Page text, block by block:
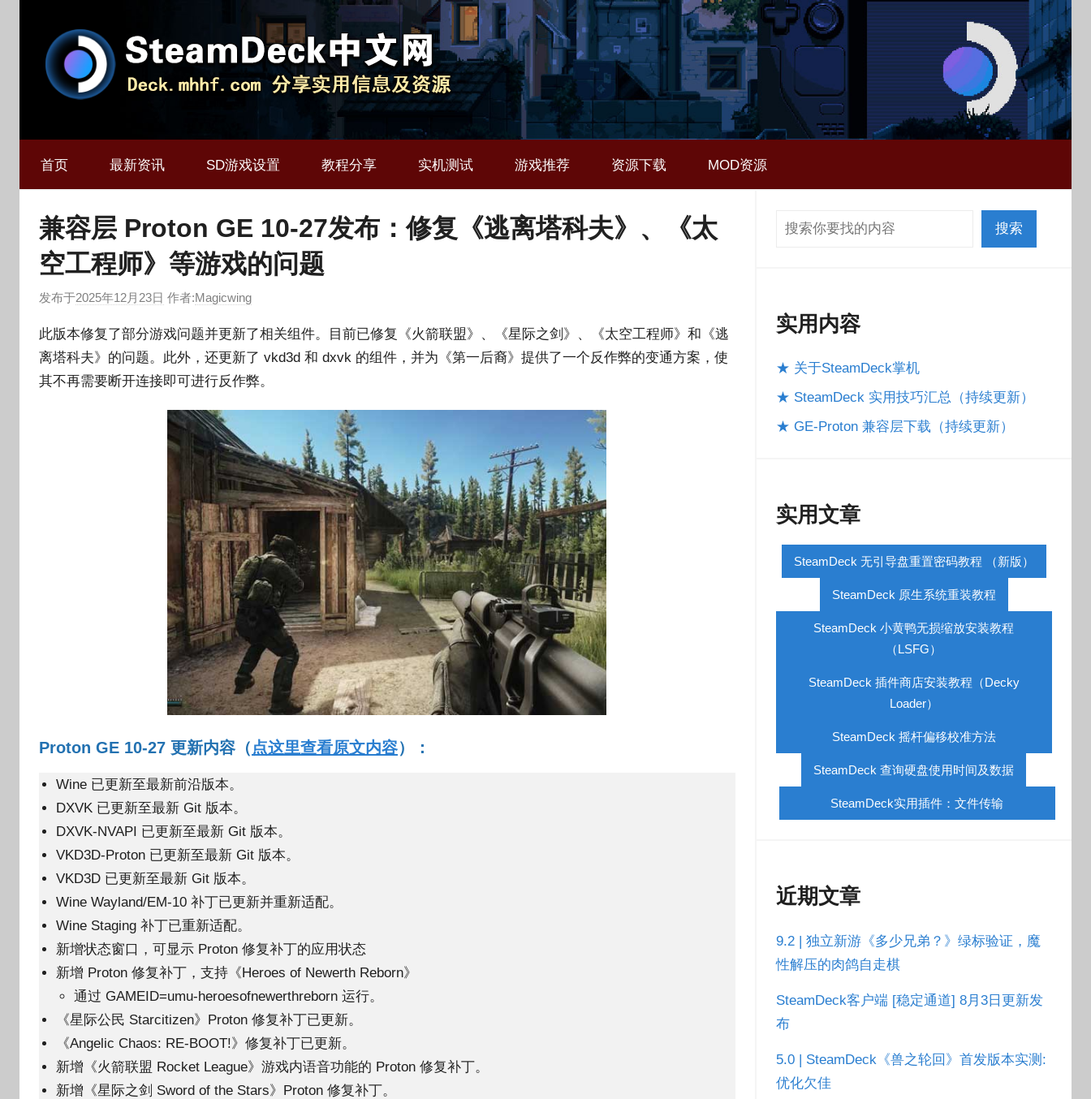
SteamDeck
中
文
网
分
享
用
信
息
和
源
首页 最新资讯 SD游戏设置 教程分享 实机测试 游戏推荐 资源下载 MOD资源
兼容层 Proton GE 10-27发布：修复《逃离塔科夫》、《太
空工程师》等游戏的问题
发布于2025年12月23日 作者:Magicwing
此版本修复了部分游戏问题并更新了相关组件。目前已修复《火箭联盟》、《星际之剑》、《太空工程师》和《逃
离塔科夫》的问题。此外，还更新了 vkd3d 和 dxvk 的组件，并为《第一后裔》提供了一个反作弊的变通方案，使
其不再需要断开连接即可进行反作弊。
Proton GE 10-27 更新内容（点这里查看原文内容）：
Wine 已更新至最新前沿版本。
DXVK 已更新至最新 Git 版本。
DXVK-NVAPI 已更新至最新 Git 版本。
VKD3D-Proton 已更新至最新 Git 版本。
VKD3D 已更新至最新 Git 版本。
Wine Wayland/EM-10 补丁已更新并重新适配。
Wine Staging 补丁已重新适配。
新增状态窗口，可显示 Proton 修复补丁的应用状态
新增 Proton 修复补丁，支持《Heroes of Newerth Reborn》
通过 GAMEID=umu-heroesofnewerthreborn 运行。
《星际公民 Starcitizen》Proton 修复补丁已更新。
《Angelic Chaos: RE-BOOT!》修复补丁已更新。
新增《火箭联盟 Rocket League》游戏内语音功能的 Proton 修复补丁。
新增《星际之剑 Sword of the Stars》Proton 修复补丁。
搜索 搜索
实用内容
★ 关于SteamDeck掌机
★ SteamDeck 实用技巧汇总（持续更新）
★ GE-Proton 兼容层下载（持续更新）
实用文章
SteamDeck 无引导盘重置密码教程 （新版）
SteamDeck 原生系统重装教程
SteamDeck 小黄鸭无损缩放安装教程
（LSFG）
SteamDeck 插件商店安装教程（Decky
Loader）
SteamDeck 摇杆偏移校准方法
SteamDeck 查询硬盘使用时间及数据
SteamDeck实用插件：文件传输
近期文章
9.2 | 独立新游《多少兄弟？》绿标验证，魔
性解压的肉鸽自走棋
SteamDeck客户端 [稳定通道] 8月3日更新发
布
5.0 | SteamDeck《兽之轮回》首发版本实测:
优化欠佳